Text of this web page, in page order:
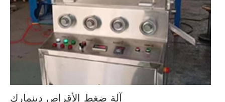
آلة ضغط الأقراص دينمارك